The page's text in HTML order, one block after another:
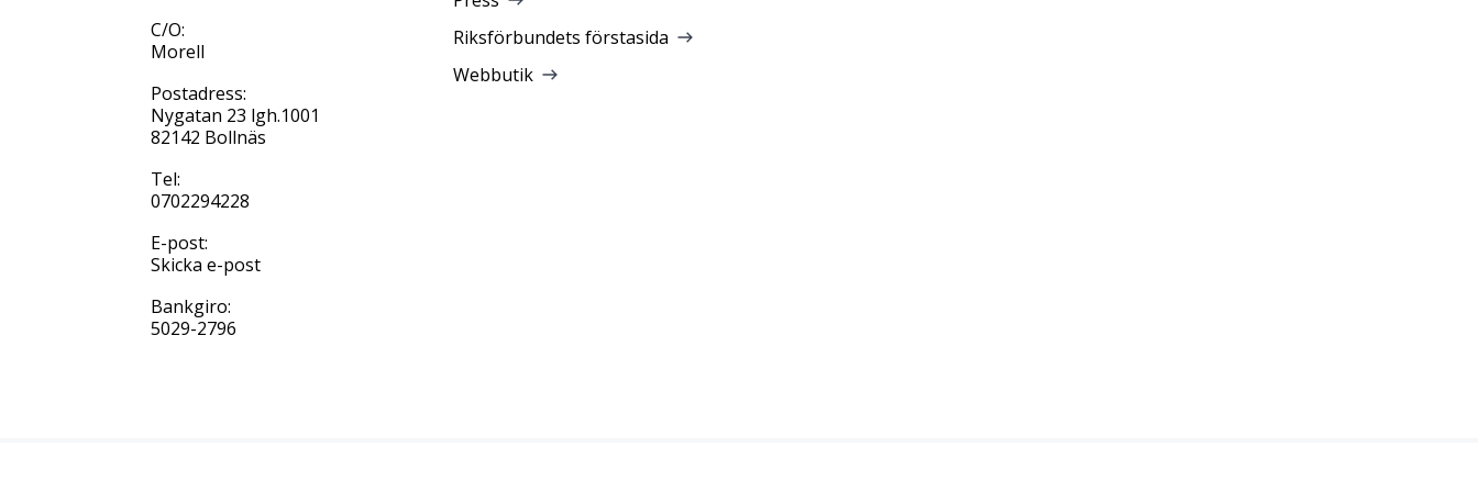
C/O:
Morell
Postadress:
Nygatan 23 lgh.1001
82142 Bollnäs
Tel:
0702294228
E-post:
Skicka e-post
Bankgiro:
5029-2796
Riksförbundets förstasida
Webbutik